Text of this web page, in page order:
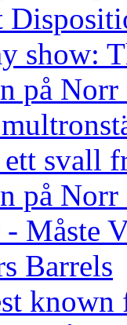
show:
på Norr
svall
på Norr
- Måste
Barrels